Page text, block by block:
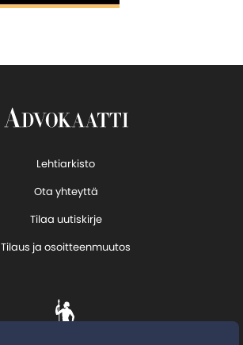
Lehtiarkisto
Ota yhteyttä
Tilaa uutiskirje
Tilaus ja osoitteenmuutos